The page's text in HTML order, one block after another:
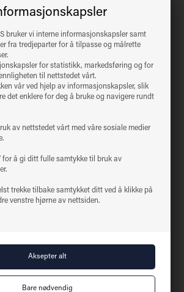
bruker vi interne informasjonskapsler samt
fra tredjeparter for å tilpasse og målrette
for statistikk, markedsføring og for
til nettstedet vårt.
vår ved hjelp av informasjonskapsler, slik
det enklere for deg å bruke og navigere rundt
av nettstedet vårt med våre sosiale medier
for å gi ditt fulle samtykke til bruk av
trekke tilbake samtykket ditt ved å klikke på
venstre hjørne av nettsiden.
CRI>95
50.000 timer L90 B10
Ja, bakkant
Ja, i henhold til det nye Ecodesign /
ErP-direktivet
Ja
38°
68 mm
Ø82 mm
Ja, 2 x 3G1,5
område 1 og 2)
Klasse II